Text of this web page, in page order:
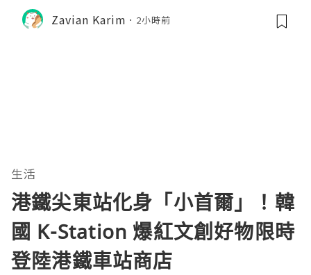
Zavian Karim 2小時前
生活
港鐵尖東站化身「小首爾」！韓
國 K-Station 爆紅文創好物限時
登陸港鐵車站商店